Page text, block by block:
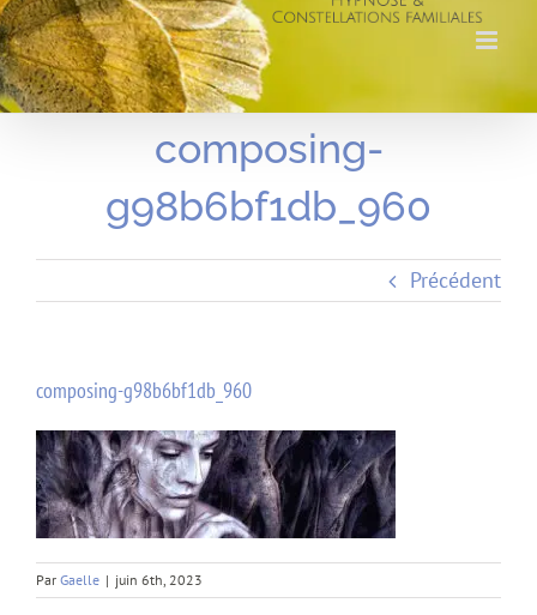
composing-
g98b6bf1db_960
Précédent
composing-g98b6bf1db_960
Par Gaelle | juin 6th, 2023